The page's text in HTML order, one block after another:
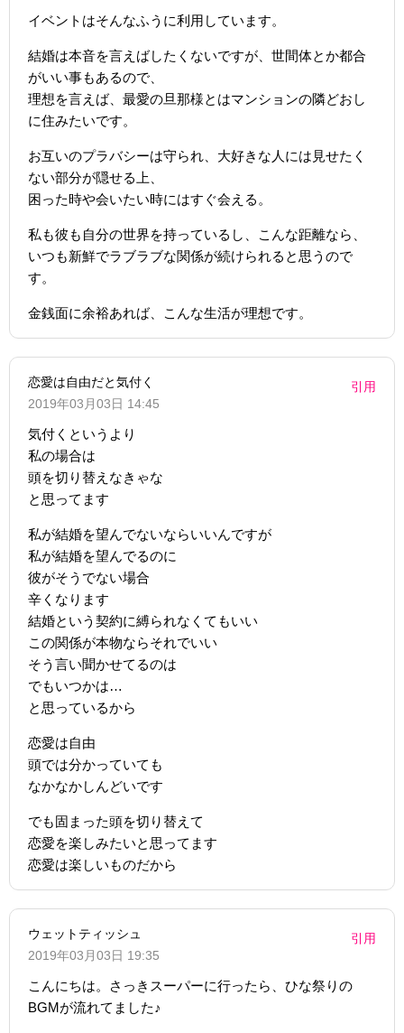
イベントはそんなふうに利用しています。
結婚は本音を言えばしたくないですが、世間体とか都合
がいい事もあるので、
理想を言えば、最愛の旦那様とはマンションの隣どおし
に住みたいです。
お互いのプラバシーは守られ、大好きな人には見せたく
ない部分が隠せる上、
困った時や会いたい時にはすぐ会える。
私も彼も自分の世界を持っているし、こんな距離なら、
いつも新鮮でラブラブな関係が続けられると思うので
す。
金銭面に余裕あれば、こんな生活が理想です。
恋愛は自由だと気付く
2019年03月03日 14:45
引用
気付くというより
私の場合は
頭を切り替えなきゃな
と思ってます
私が結婚を望んでないならいいんですが
私が結婚を望んでるのに
彼がそうでない場合
辛くなります
結婚という契約に縛られなくてもいい
この関係が本物ならそれでいい
そう言い聞かせてるのは
でもいつかは…
と思っているから
恋愛は自由
頭では分かっていても
なかなかしんどいです
でも固まった頭を切り替えて
恋愛を楽しみたいと思ってます
恋愛は楽しいものだから
ウェットティッシュ
2019年03月03日 19:35
引用
こんにちは。さっきスーパーに行ったら、ひな祭りの
BGMが流れてました♪